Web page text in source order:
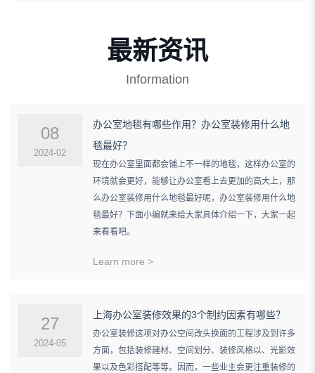
最新资讯
Information
08
2024-02
办公室地毯有哪些作用？办公室装修用什么地
毯最好？
现在办公室里面都会铺上不一样的地毯，这样办公室的
环境就会更好，能够让办公室看上去更加的高大上，那
么办公室装修用什么地毯最好呢，办公室装修用什么地
毯最好？下面小编就来给大家具体介绍一下，大家一起
来看看吧。
Learn more >
27
2024-05
上海办公室装修效果的3个制约因素有哪些？
办公室装修这项对办公空间改头换面的工程涉及到许多
方面，包括装修建材、空间划分、装修风格以、光影效
果以及色彩搭配等等。因而，一些业主会更注重装修的